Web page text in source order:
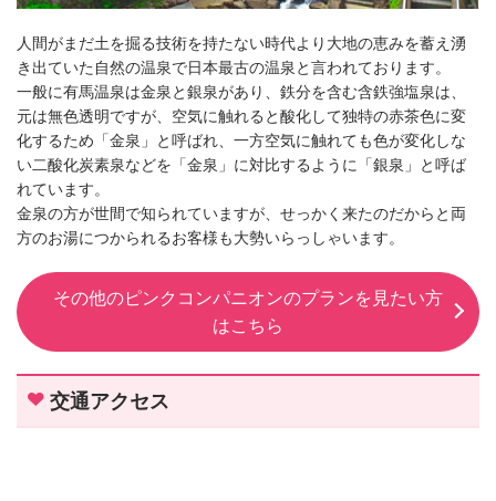
人間がまだ土を掘る技術を持たない時代より大地の恵みを蓄え湧
き出ていた自然の温泉で日本最古の温泉と言われております。
一般に有馬温泉は金泉と銀泉があり、鉄分を含む含鉄強塩泉は、
元は無色透明ですが、空気に触れると酸化して独特の赤茶色に変
化するため「金泉」と呼ばれ、一方空気に触れても色が変化しな
い二酸化炭素泉などを「金泉」に対比するように「銀泉」と呼ば
れています。
金泉の方が世間で知られていますが、せっかく来たのだからと両
方のお湯につかられるお客様も大勢いらっしゃいます。
その他のピンクコンパニオンのプランを見たい方
はこちら
交通アクセス